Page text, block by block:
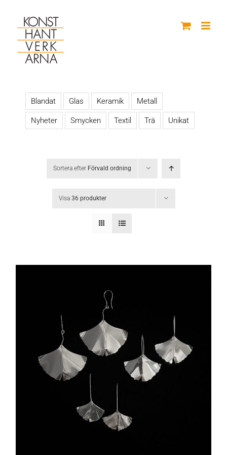
innehållet
Blandat Glas Keramik Metall
Nyheter Smycken Textil Trä Unikat
Sortera efter Förvald ordning
Visa 36 produkter